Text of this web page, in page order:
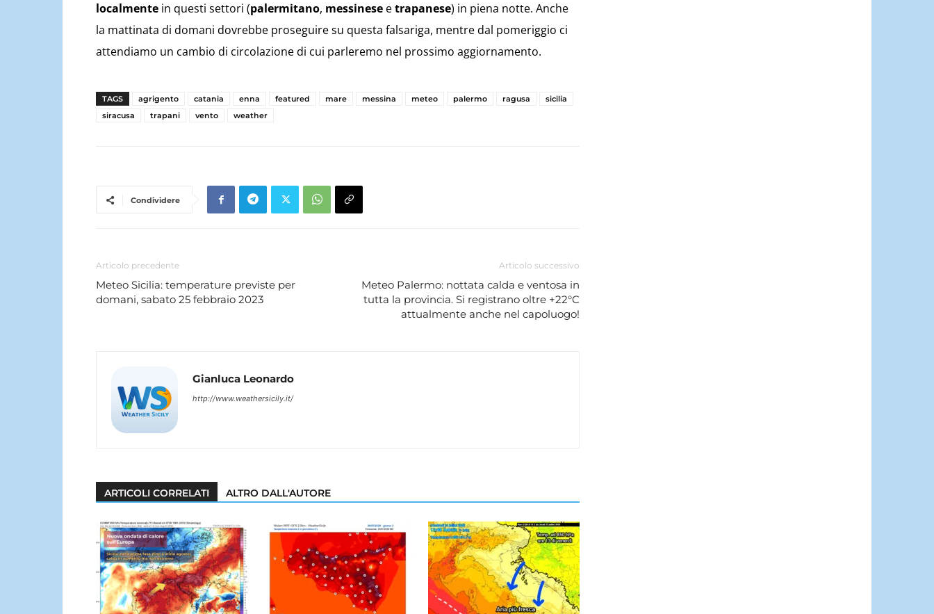
localmente in questi settori (palermitano, messinese etrapanese) in piena notte. Anche
la mattinata di domani dovrebbe proseguire su questa falsariga, mentre dal pomeriggio ci
attendiamo un cambio di circolazione di cui parleremo nel prossimo aggiornamento.
TAGS agrigento catania enna featured mare messina meteo palermo ragusa
sicilia
siracusa
trapani vento weather
Condividere
Articolo precedente
Meteo Sicilia: temperature previste per
domani, sabato 25 febbraio 2023
Articolo successivo
Meteo Palermo: nottata calda e ventosa in
tutta la provincia. Si registrano oltre +22°C
attualmente anche nel capoluogo!
Gianluca Leonardo
http://www.weathersicily.it/
ARTICOLI CORRELATI ALTRO DALL'AUTORE